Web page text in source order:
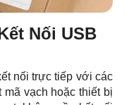
Nối USB
nối trực tiếp với các
vạch hoặc thiết bị